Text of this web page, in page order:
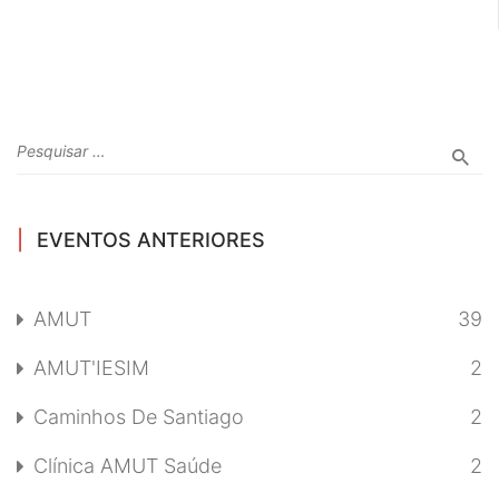
EVENTOS ANTERIORES
AMUT 39
AMUT'IESIM 2
Caminhos De Santiago 2
Clínica AMUT Saúde 2